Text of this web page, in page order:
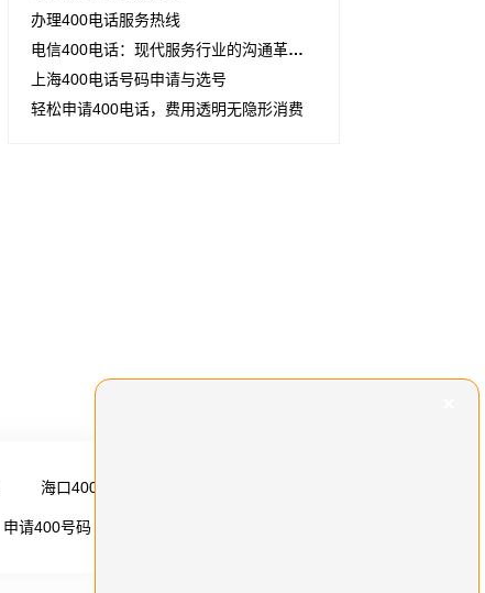
办理400电话服务热线
电信400电话：现代服务行业的沟通革新与商机之桥
上海400电话号码申请与选号
轻松申请400电话，费用透明无隐形消费
海口400电话
申请400号码